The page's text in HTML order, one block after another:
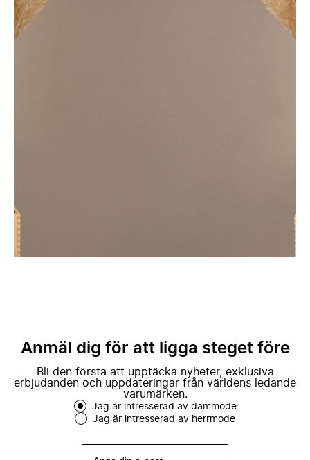
Anmäl dig för att ligga steget före
Bli den första att upptäcka nyheter, exklusiva
erbjudanden och uppdateringar från världens ledande
varumärken.
Jag är intresserad av dammode
Jag är intresserad av herrmode